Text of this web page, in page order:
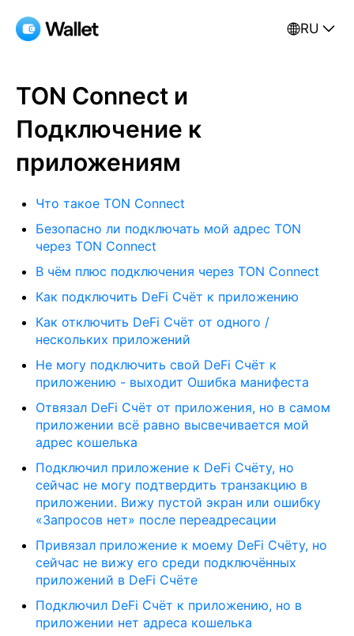
RU
TON Connect и
Подключение к
приложениям
Что такое TON Connect
Безопасно ли подключать мой адрес TON
через TON Connect
В чём плюс подключения через TON Connect
Как подключить DeFi Счёт к приложению
Как отключить DeFi Счёт от одного /
нескольких приложений
Не могу подключить свой DeFi Счёт к
приложению - выходит Ошибка манифеста
Отвязал DeFi Счёт от приложения, но в самом
приложении всё равно высвечивается мой
адрес кошелька
Подключил приложение к DeFi Счёту, но
сейчас не могу подтвердить транзакцию в
приложении. Вижу пустой экран или ошибку
«Запросов нет» после переадресации
Привязал приложение к моему DeFi Счёту, но
сейчас не вижу его среди подключённых
приложений в DeFi Счёте
Подключил DeFi Счёт к приложению, но в
приложении нет адреса кошелька